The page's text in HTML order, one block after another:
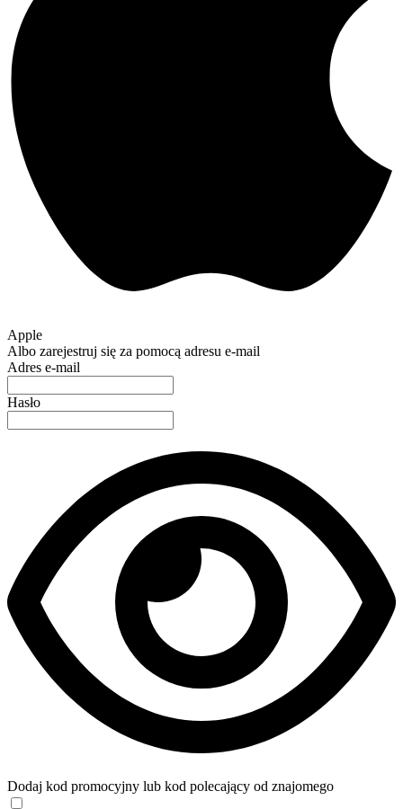
Apple
Albo zarejestruj się za pomocą adresu e-mail
Adres e-mail
Hasło
Dodaj kod promocyjny lub kod polecający od znajomego